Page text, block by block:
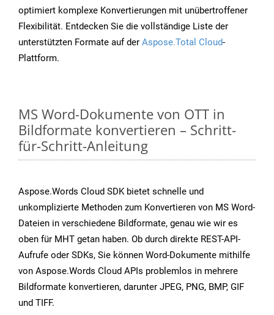
optimiert komplexe Konvertierungen mit unübertroffener
Flexibilität. Entdecken Sie die vollständige Liste der
unterstützten Formate auf der Aspose.Total Cloud-
Plattform.
MS Word-Dokumente von OTT in
Bildformate konvertieren – Schritt-
für-Schritt-Anleitung
Aspose.Words Cloud SDK bietet schnelle und
unkomplizierte Methoden zum Konvertieren von MS Word-
Dateien in verschiedene Bildformate, genau wie wir es
oben für MHT getan haben. Ob durch direkte REST-API-
Aufrufe oder SDKs, Sie können Word-Dokumente mithilfe
von Aspose.Words Cloud APIs problemlos in mehrere
Bildformate konvertieren, darunter JPEG, PNG, BMP, GIF
und TIFF.